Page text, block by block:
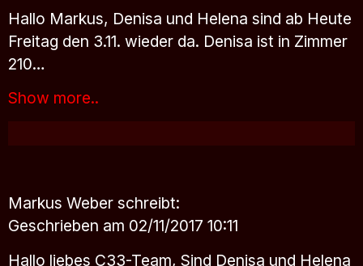
Hallo Markus, Denisa und Helena sind ab Heute
Freitag den 3.11. wieder da. Denisa ist in Zimmer
210…
Show more..
Markus Weber schreibt:
Geschrieben am 02/11/2017 10:11
Hallo liebes C33-Team, Sind Denisa und Helena